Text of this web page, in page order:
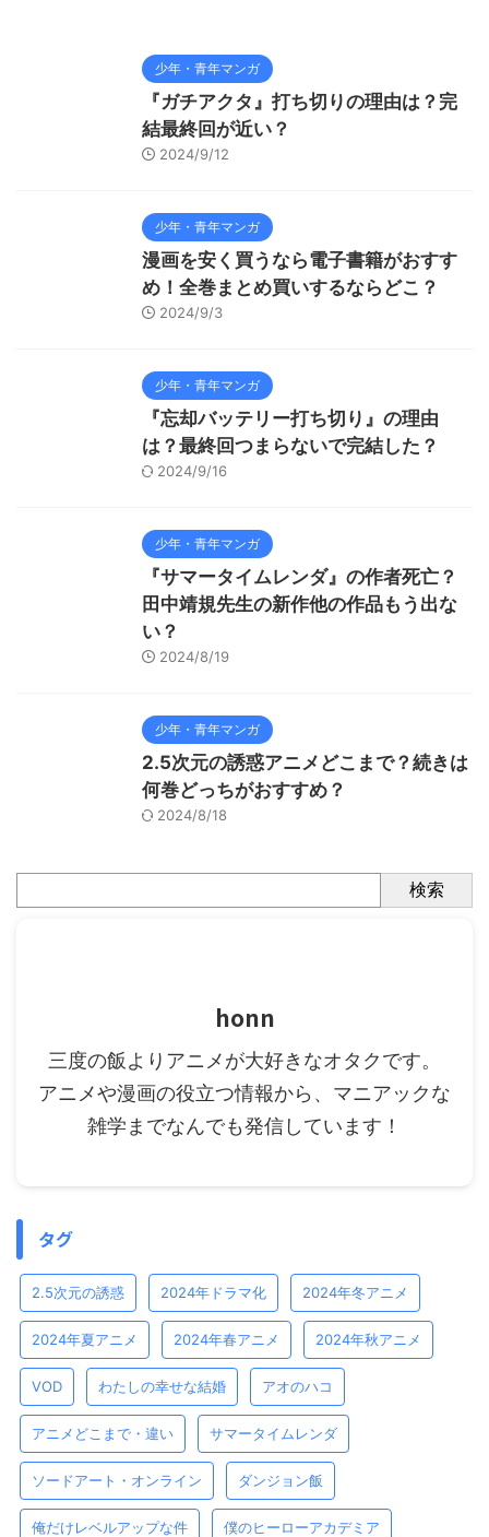
少年・青年マンガ
『ガチアクタ』打ち切りの理由は？完
結最終回が近い？
2024/9/12
少年・青年マンガ
漫画を安く買うなら電子書籍がおすす
め！全巻まとめ買いするならどこ？
2024/9/3
少年・青年マンガ
『忘却バッテリー打ち切り』の理由
は？最終回つまらないで完結した？
2024/9/16
少年・青年マンガ
『サマータイムレンダ』の作者死亡？
田中靖規先生の新作他の作品もう出な
い？
2024/8/19
少年・青年マンガ
2.5次元の誘惑アニメどこまで？続きは
何巻どっちがおすすめ？
2024/8/18
検索
honn
三度の飯よりアニメが大好きなオタクです。
アニメや漫画の役立つ情報から、マニアックな
雑学までなんでも発信しています！
タグ
2.5次元の誘惑 2024年ドラマ化 2024年冬アニメ
2024年夏アニメ 2024年春アニメ 2024年秋アニメ
VOD わたしの幸せな結婚 アオのハコ
アニメどこまで・違い サマータイムレンダ
ソードアート・オンライン ダンジョン飯
俺だけレベルアップな件 僕のヒーローアカデミア